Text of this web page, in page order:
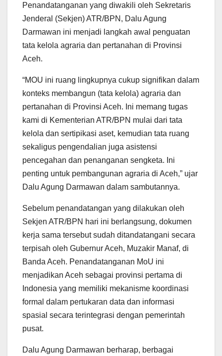
Penandatanganan yang diwakili oleh Sekretaris
Jenderal (Sekjen) ATR/BPN, Dalu Agung
Darmawan ini menjadi langkah awal penguatan
tata kelola agraria dan pertanahan di Provinsi
Aceh.
“MOU ini ruang lingkupnya cukup signifikan dalam
konteks membangun (tata kelola) agraria dan
pertanahan di Provinsi Aceh. Ini memang tugas
kami di Kementerian ATR/BPN mulai dari tata
kelola dan sertipikasi aset, kemudian tata ruang
sekaligus pengendalian juga asistensi
pencegahan dan penanganan sengketa. Ini
penting untuk pembangunan agraria di Aceh,” ujar
Dalu Agung Darmawan dalam sambutannya.
Sebelum penandatangan yang dilakukan oleh
Sekjen ATR/BPN hari ini berlangsung, dokumen
kerja sama tersebut sudah ditandatangani secara
terpisah oleh Gubernur Aceh, Muzakir Manaf, di
Banda Aceh. Penandatanganan MoU ini
menjadikan Aceh sebagai provinsi pertama di
Indonesia yang memiliki mekanisme koordinasi
formal dalam pertukaran data dan informasi
spasial secara terintegrasi dengan pemerintah
pusat.
Dalu Agung Darmawan berharap, berbagai